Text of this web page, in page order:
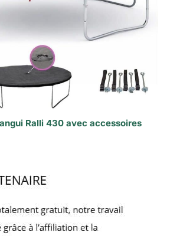
Ralli 430 avec accessoires